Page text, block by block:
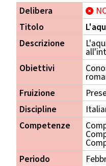
Delibera
Titolo
Descrizione
Obiettivi
Fruizione
Discipline
Competenze
Periodo